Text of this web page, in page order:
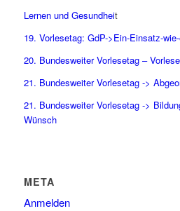
Lernen und Gesundheit
19. Vorlesetag: GdP->Ein-Einsatz-
20. Bundesweiter Vorlesetag –
21. Bundesweiter Vorlesetag ->
21. Bundesweiter Vorlesetag ->
Wünsch
META
Anmelden